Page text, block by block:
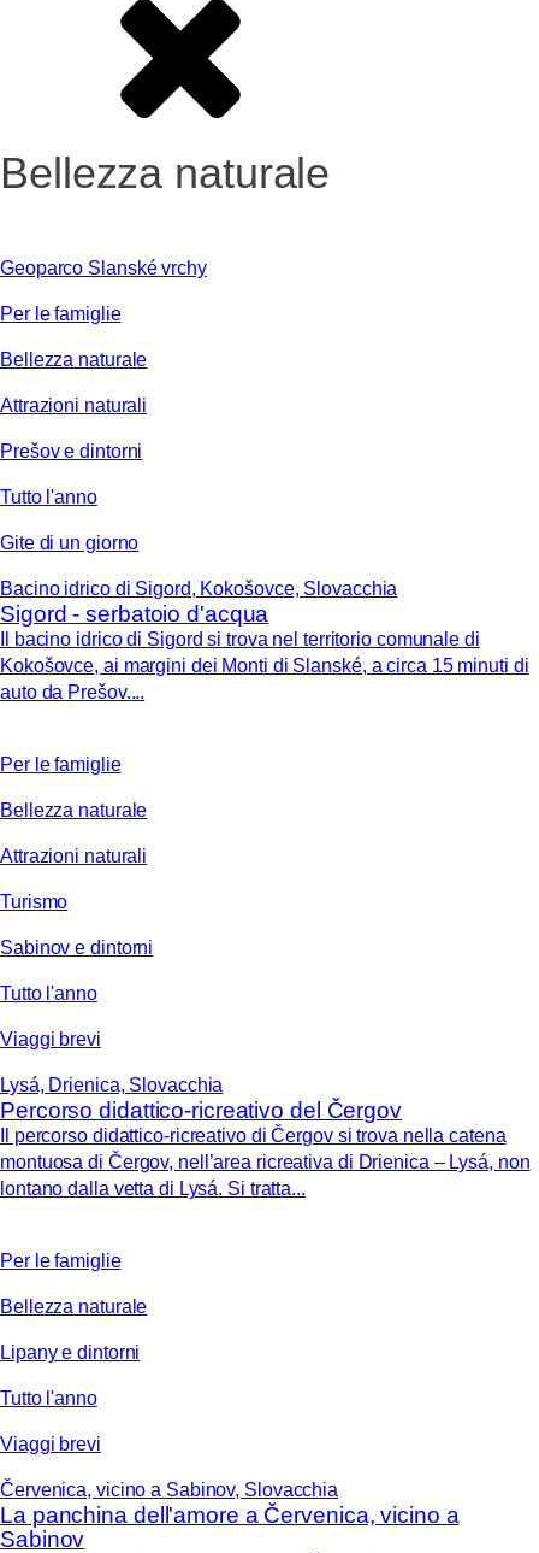
Bellezza naturale
Geoparco Slanské vrchy
Per le famiglie
Bellezza naturale
Attrazioni naturali
Prešov e dintorni
Tutto l'anno
Gite di un giorno
Bacino idrico di Sigord, Kokošovce, Slovacchia
Sigord - serbatoio d'acqua
Il bacino idrico di Sigord si trova nel territorio comunale di
Kokošovce, ai margini dei Monti di Slanské, a circa 15 minuti di
auto da Prešov....
Per le famiglie
Bellezza naturale
Attrazioni naturali
Turismo
Sabinov e dintorni
Tutto l'anno
Viaggi brevi
Lysá, Drienica, Slovacchia
Percorso didattico-ricreativo del Čergov
Il percorso didattico-ricreativo di Čergov si trova nella catena
montuosa di Čergov, nell’area ricreativa di Drienica – Lysá, non
lontano dalla vetta di Lysá. Si tratta...
Per le famiglie
Bellezza naturale
Lipany e dintorni
Tutto l'anno
Viaggi brevi
Červenica, vicino a Sabinov, Slovacchia
La panchina dell'amore a Červenica, vicino a
Sabinov